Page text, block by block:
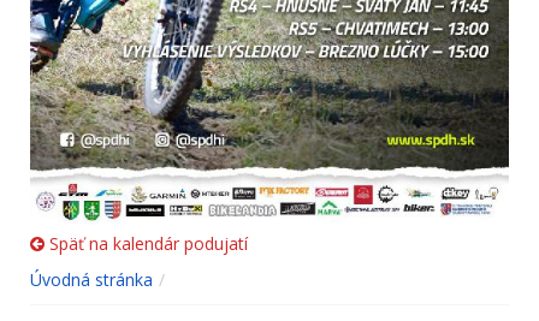
Späť na kalendár podujatí
Úvodná stránka